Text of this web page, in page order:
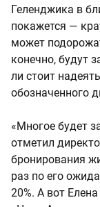
Геленджика в
покажется —
может
конечно, будут
ли стоит
обозначенного
«Многое будет
отметил
бронирования
раз по его
20%. А вот